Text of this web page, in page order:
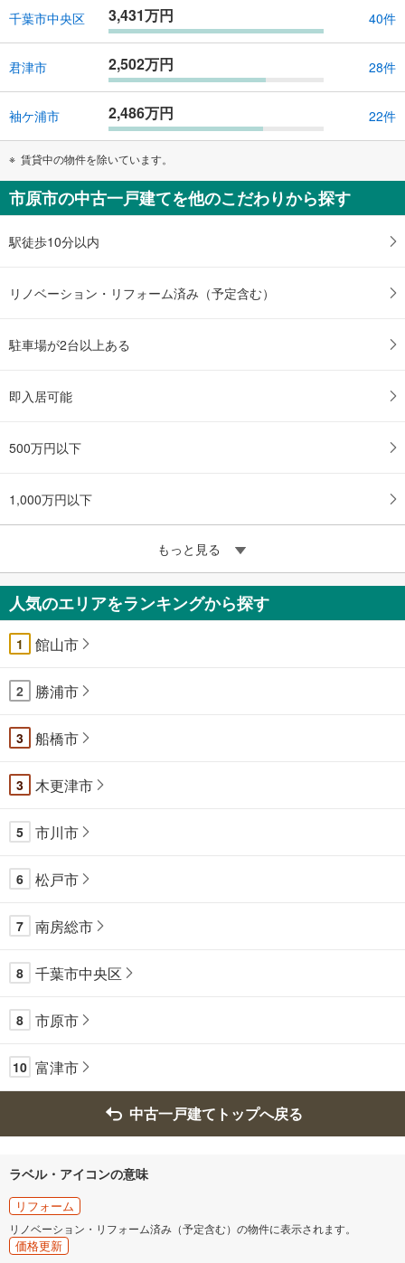
千葉市中央区 3,431万円 40件
君津市 2,502万円 28件
袖ケ浦市 2,486万円 22件
賃貸中の物件を除いています。
市原市の中古一戸建てを他のこだわりから探す
駅徒歩10分以内
リノベーション・リフォーム済み（予定含む）
駐車場が2台以上ある
即入居可能
500万円以下
1,000万円以下
もっと見る
人気のエリアをランキングから探す
1 館山市
2 勝浦市
3 船橋市
3 木更津市
5 市川市
6 松戸市
7 南房総市
8 千葉市中央区
8 市原市
10 富津市
中古一戸建てトップへ戻る
ラベル・アイコンの意味
リフォーム
リノベーション・リフォーム済み（予定含む）の物件に表示されます。
価格更新